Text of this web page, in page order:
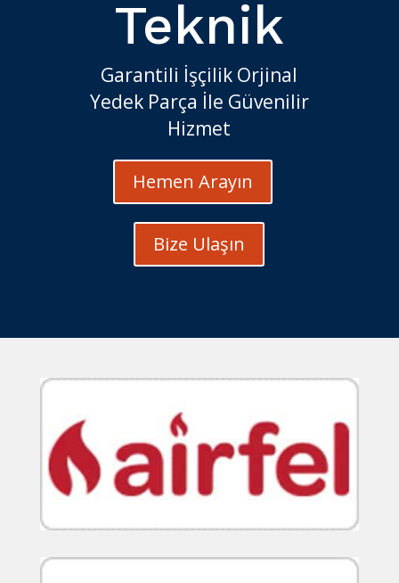
Teknik
Garantili İşçilik Orjinal
Yedek Parça İle Güvenilir
Hizmet
Hemen Arayın
Bize Ulaşın